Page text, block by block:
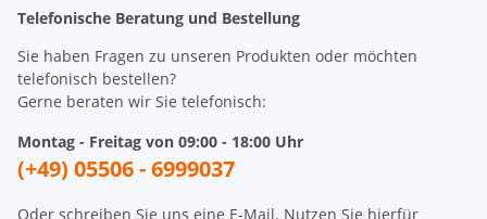
Telefonische Beratung und Bestellung
Sie haben Fragen zu unseren Produkten oder möchten
telefonisch bestellen?
Gerne beraten wir Sie telefonisch:
Montag - Freitag von 09:00 - 18:00 Uhr
(+49) 05506 - 6999037
Oder schreiben Sie uns eine E-Mail. Nutzen Sie hierfür